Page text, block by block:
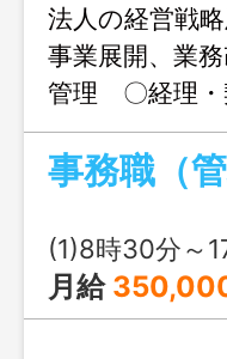
法人の経営戦
事業展開、業
管理 〇経理・
務の管理 〇
業務の変更範
(1)8時30分～
月給